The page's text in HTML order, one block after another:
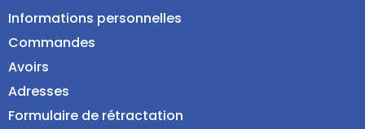
Informations personnelles
Commandes
Avoirs
Adresses
Formulaire de rétractation